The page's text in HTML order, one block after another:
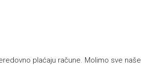
plaćaju račune. Molimo sve naše